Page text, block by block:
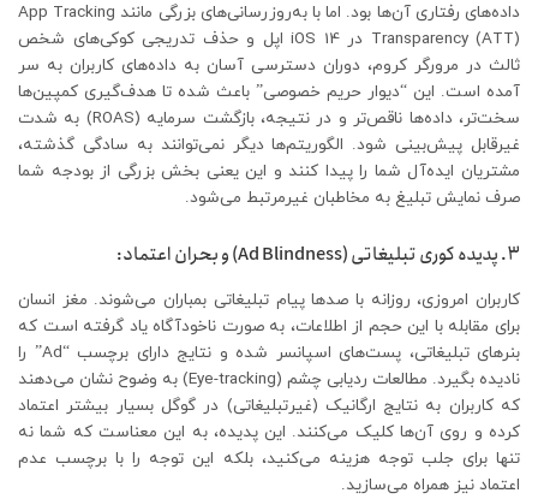
داده‌های رفتاری آن‌ها بود. اما با به‌روزرسانی‌های بزرگی مانند App Tracking
Transparency (ATT) در iOS 14 اپل و حذف تدریجی کوکی‌های شخص
ثالث در مرورگر کروم، دوران دسترسی آسان به داده‌های کاربران به سر
آمده است. این “دیوار حریم خصوصی” باعث شده تا هدف‌گیری کمپین‌ها
سخت‌تر، داده‌ها ناقص‌تر و در نتیجه، بازگشت سرمایه (ROAS) به شدت
غیرقابل پیش‌بینی شود. الگوریتم‌ها دیگر نمی‌توانند به سادگی گذشته،
مشتریان ایده‌آل شما را پیدا کنند و این یعنی بخش بزرگی از بودجه شما
صرف نمایش تبلیغ به مخاطبان غیرمرتبط می‌شود.
۳. پدیده کوری تبلیغاتی (Ad Blindness) و بحران اعتماد:
کاربران امروزی، روزانه با صدها پیام تبلیغاتی بمباران می‌شوند. مغز انسان
برای مقابله با این حجم از اطلاعات، به صورت ناخودآگاه یاد گرفته است که
بنرهای تبلیغاتی، پست‌های اسپانسر شده و نتایج دارای برچسب “Ad” را
نادیده بگیرد. مطالعات ردیابی چشم (Eye-tracking) به وضوح نشان می‌دهند
که کاربران به نتایج ارگانیک (غیرتبلیغاتی) در گوگل بسیار بیشتر اعتماد
کرده و روی آن‌ها کلیک می‌کنند. این پدیده، به این معناست که شما نه
تنها برای جلب توجه هزینه می‌کنید، بلکه این توجه را با برچسب عدم
اعتماد نیز همراه می‌سازید.